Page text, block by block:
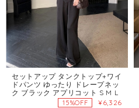
セットアップ タンクトップ+ワイ
ドパンツ ゆったり ドレープネッ
ク ブラック アプリコット S M L
15%OFF ¥6,326